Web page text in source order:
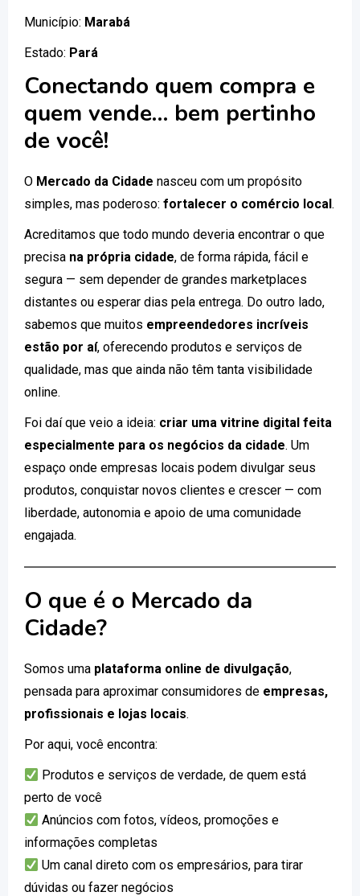
Município: Marabá
Estado: Pará
Conectando quem compra e
quem vende… bem pertinho
de você!
O Mercado da Cidade nasceu com um propósito
simples, mas poderoso: fortalecer o comércio local.
Acreditamos que todo mundo deveria encontrar o que
precisa na própria cidade, de forma rápida, fácil e
segura — sem depender de grandes marketplaces
distantes ou esperar dias pela entrega. Do outro lado,
sabemos que muitos empreendedores incríveis
estão por aí, oferecendo produtos e serviços de
qualidade, mas que ainda não têm tanta visibilidade
online.
Foi daí que veio a ideia: criar uma vitrine digital feita
especialmente para os negócios da cidade. Um
espaço onde empresas locais podem divulgar seus
produtos, conquistar novos clientes e crescer — com
liberdade, autonomia e apoio de uma comunidade
engajada.
O que é o Mercado da
Cidade?
Somos uma plataforma online de divulgação,
pensada para aproximar consumidores de empresas,
profissionais e lojas locais.
Por aqui, você encontra:
Produtos e serviços de verdade, de quem está
perto de você
Anúncios com fotos, vídeos, promoções e
informações completas
Um canal direto com os empresários, para tirar
dúvidas ou fazer negócios